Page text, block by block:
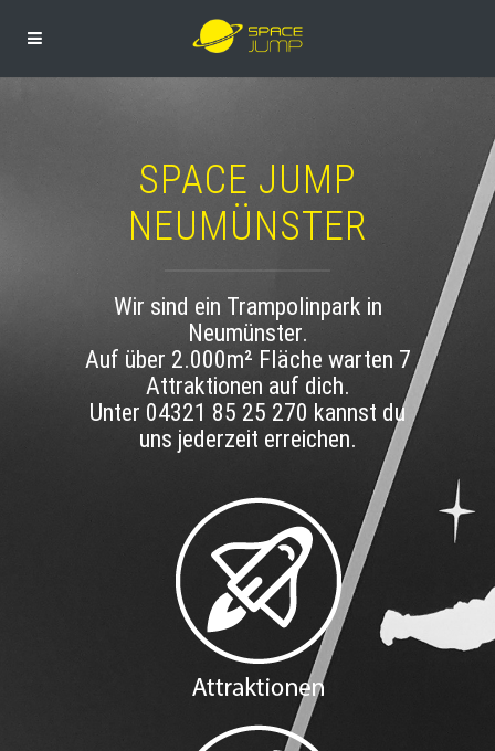
SPACE JUMP
NEUMÜNSTER
Wir sind ein Trampolinpark in
Neumünster.
Auf über 2.000m² Fläche warten 7
Attraktionen auf dich.
Unter 04321 85 25 270 kannst du
uns jederzeit erreichen.